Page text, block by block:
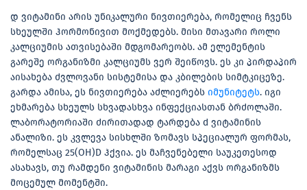
დ ვიტამინი არის უნიკალური ნივთიერება, რომელიც ჩვენს
სხეულში ჰორმონივით მოქმედებს. მისი მთავარი როლი
კალციუმის ათვისებაში მდგომარეობს. ამ ელემენტის
გარეშე ორგანიზმი კალციუმს ვერ შეიწოვს. ეს კი პირდაპირ
აისახება ძვლოვანი სისტემისა და კბილების სიმტკიცეზე.
გარდა ამისა, ეს ნივთიერება აძლიერებს იმუნიტეტს. იგი
ეხმარება სხეულს სხვადასხვა ინფექციასთან ბრძოლაში.
ლაბორატორიაში ძირითადად ტარდება d ვიტამინის
ანალიზი. ეს კვლევა სისხლში ზომავს სპეციალურ ფორმას,
რომელსაც 25(OH)D ჰქვია. ეს მაჩვენებელი საუკეთესოდ
ასახავს, თუ რამდენი ვიტამინის მარაგი აქვს ორგანიზმს
მოცემულ მომენტში.